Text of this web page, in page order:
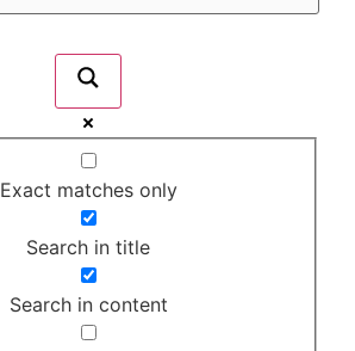
Exact matches only
Search in title
Search in content